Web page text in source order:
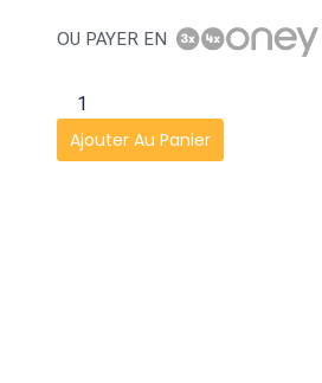
OU PAYER EN
Ajouter Au Panier